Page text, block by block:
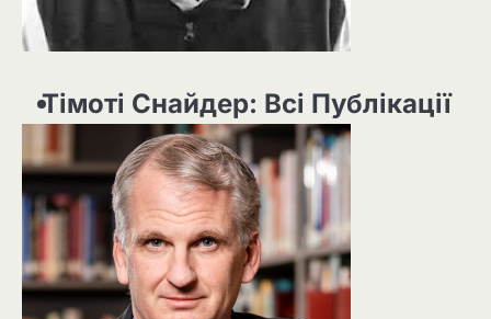
Тімоті Снайдер: Всі Публікації